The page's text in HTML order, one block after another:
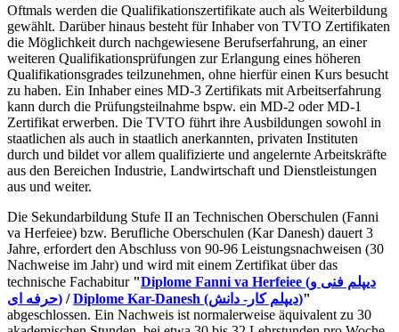
Oftmals werden die Qualifikationszertifikate auch als Weiterbildung
gewählt. Darüber hinaus besteht für Inhaber von TVTO Zertifikaten
die Möglichkeit durch nachgewiesene Berufserfahrung, an einer
weiteren Qualifikationsprüfungen zur Erlangung eines höheren
Qualifikationsgrades teilzunehmen, ohne hierfür einen Kurs besucht
zu haben. Ein Inhaber eines MD-3 Zertifikats mit Arbeitserfahrung
kann durch die Prüfungsteilnahme bspw. ein MD-2 oder MD-1
Zertifikat erwerben. Die TVTO führt ihre Ausbildungen sowohl in
staatlichen als auch in staatlich anerkannten, privaten Instituten
durch und bildet vor allem qualifizierte und angelernte Arbeitskräfte
aus den Bereichen Industrie, Landwirtschaft und Dienstleistungen
aus und weiter.
Die Sekundarbildung Stufe II an Technischen Oberschulen (Fanni
va Herfeiee) bzw. Berufliche Oberschulen (Kar Danesh) dauert 3
Jahre, erfordert den Abschluss von 90-96 Leistungsnachweisen (30
Nachweise im Jahr) und wird mit einem Zertifikat über das
technische Fachabitur"Diplome Fanni va Herfeiee (دیپلم فنی و
حرفه ای) / Diplome Kar-Danesh (دیپلم کار- دانش)"
abgeschlossen. Ein Nachweis ist normalerweise äquivalent zu 30